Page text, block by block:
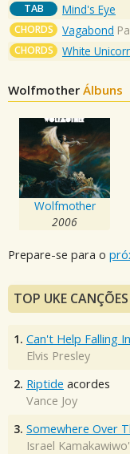
TAB Mind's Eye
CHORDS Vagabond
CHORDS White
Wolfmother Álbuns
Wolfmother
2006
Prepare-se para o
TOP UKE
1. Can't Help Falling
Elvis Presley
2. Riptide acordes
Vance Joy
3. Somewhere Over
Israel